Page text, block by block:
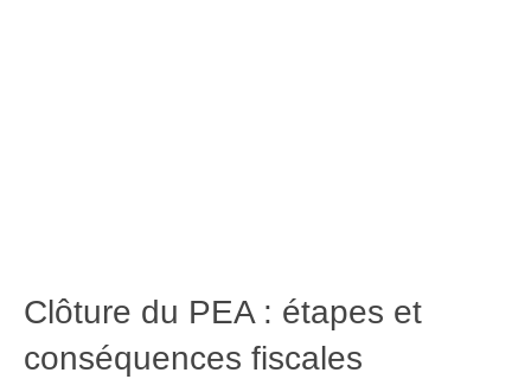
Clôture du PEA : étapes et
conséquences fiscales